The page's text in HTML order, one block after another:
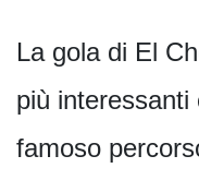
La gola di El
più interessanti
famoso